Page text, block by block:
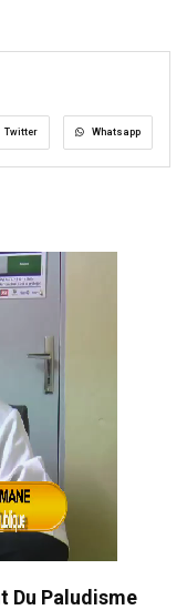
Twitter Whatsapp
Du Paludisme